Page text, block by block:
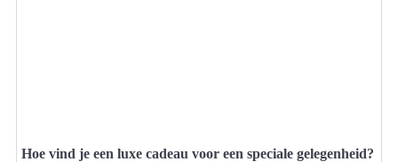
Hoe vind je een luxe cadeau voor een speciale gelegenheid?